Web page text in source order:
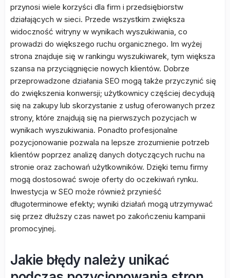
przynosi wiele korzyści dla firm i przedsiębiorstw
działających w sieci. Przede wszystkim zwiększa
widoczność witryny w wynikach wyszukiwania, co
prowadzi do większego ruchu organicznego. Im wyżej
strona znajduje się w rankingu wyszukiwarek, tym większa
szansa na przyciągnięcie nowych klientów. Dobrze
przeprowadzone działania SEO mogą także przyczynić się
do zwiększenia konwersji; użytkownicy częściej decydują
się na zakupy lub skorzystanie z usług oferowanych przez
strony, które znajdują się na pierwszych pozycjach w
wynikach wyszukiwania. Ponadto profesjonalne
pozycjonowanie pozwala na lepsze zrozumienie potrzeb
klientów poprzez analizę danych dotyczących ruchu na
stronie oraz zachowań użytkowników. Dzięki temu firmy
mogą dostosować swoje oferty do oczekiwań rynku.
Inwestycja w SEO może również przynieść
długoterminowe efekty; wyniki działań mogą utrzymywać
się przez dłuższy czas nawet po zakończeniu kampanii
promocyjnej.
Jakie błędy należy unikać